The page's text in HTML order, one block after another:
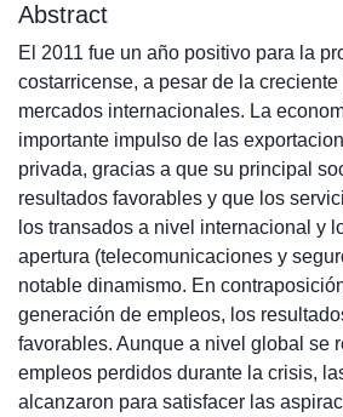
Abstract
El 2011 fue un año positivo para la
costarricense, a pesar de la
mercados internacionales. La
importante impulso de las
privada, gracias a que su principal
resultados favorables y que los
los transados a nivel internacional y
apertura (telecomunicaciones y
notable dinamismo. En
generación de empleos, los
favorables. Aunque a nivel global se
empleos perdidos durante la crisis,
alcanzaron para satisfacer las